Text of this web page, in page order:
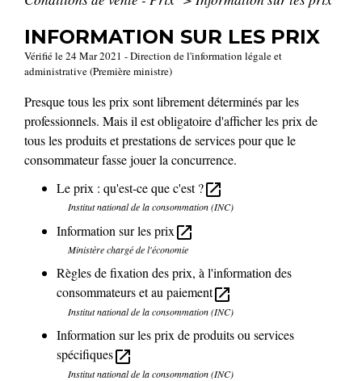
INFORMATION SUR LES PRIX
Vérifié le 24 Mar 2021 - Direction de l'information légale et
administrative (Première ministre)
Presque tous les prix sont librement déterminés par les
professionnels. Mais il est obligatoire d'afficher les prix de
tous les produits et prestations de services pour que le
consommateur fasse jouer la concurrence.
Le prix : qu'est-ce que c'est ?open_in_new
Institut national de la consommation (INC)
Information sur les prixopen_in_new
Ministère chargé de l'économie
Règles de fixation des prix, à l'information des
consommateurs et au paiementopen_in_new
Institut national de la consommation (INC)
Information sur les prix de produits ou services
spécifiquesopen_in_new
Institut national de la consommation (INC)